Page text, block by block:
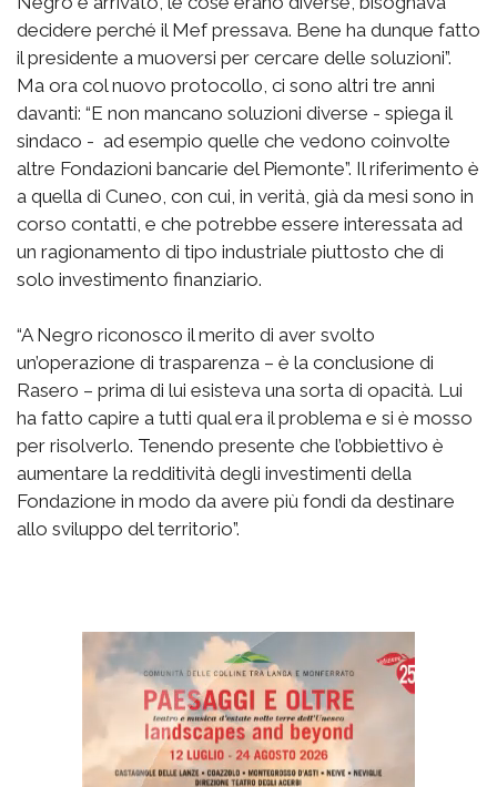
decidere perché il Mef pressava. Bene ha dunque fatto
il presidente a muoversi per cercare delle soluzioni”.
Ma ora col nuovo protocollo, ci sono altri tre anni
davanti: “E non mancano soluzioni diverse - spiega il
sindaco - ad esempio quelle che vedono coinvolte
altre Fondazioni bancarie del Piemonte”. Il riferimento è
a quella di Cuneo, con cui, in verità, già da mesi sono in
corso contatti, e che potrebbe essere interessata ad
un ragionamento di tipo industriale piuttosto che di
solo investimento finanziario.
“A Negro riconosco il merito di aver svolto
un’operazione di trasparenza – è la conclusione di
Rasero – prima di lui esisteva una sorta di opacità. Lui
ha fatto capire a tutti qual era il problema e si è mosso
per risolverlo. Tenendo presente che l’obbiettivo è
aumentare la redditività degli investimenti della
Fondazione in modo da avere più fondi da destinare
allo sviluppo del territorio”.